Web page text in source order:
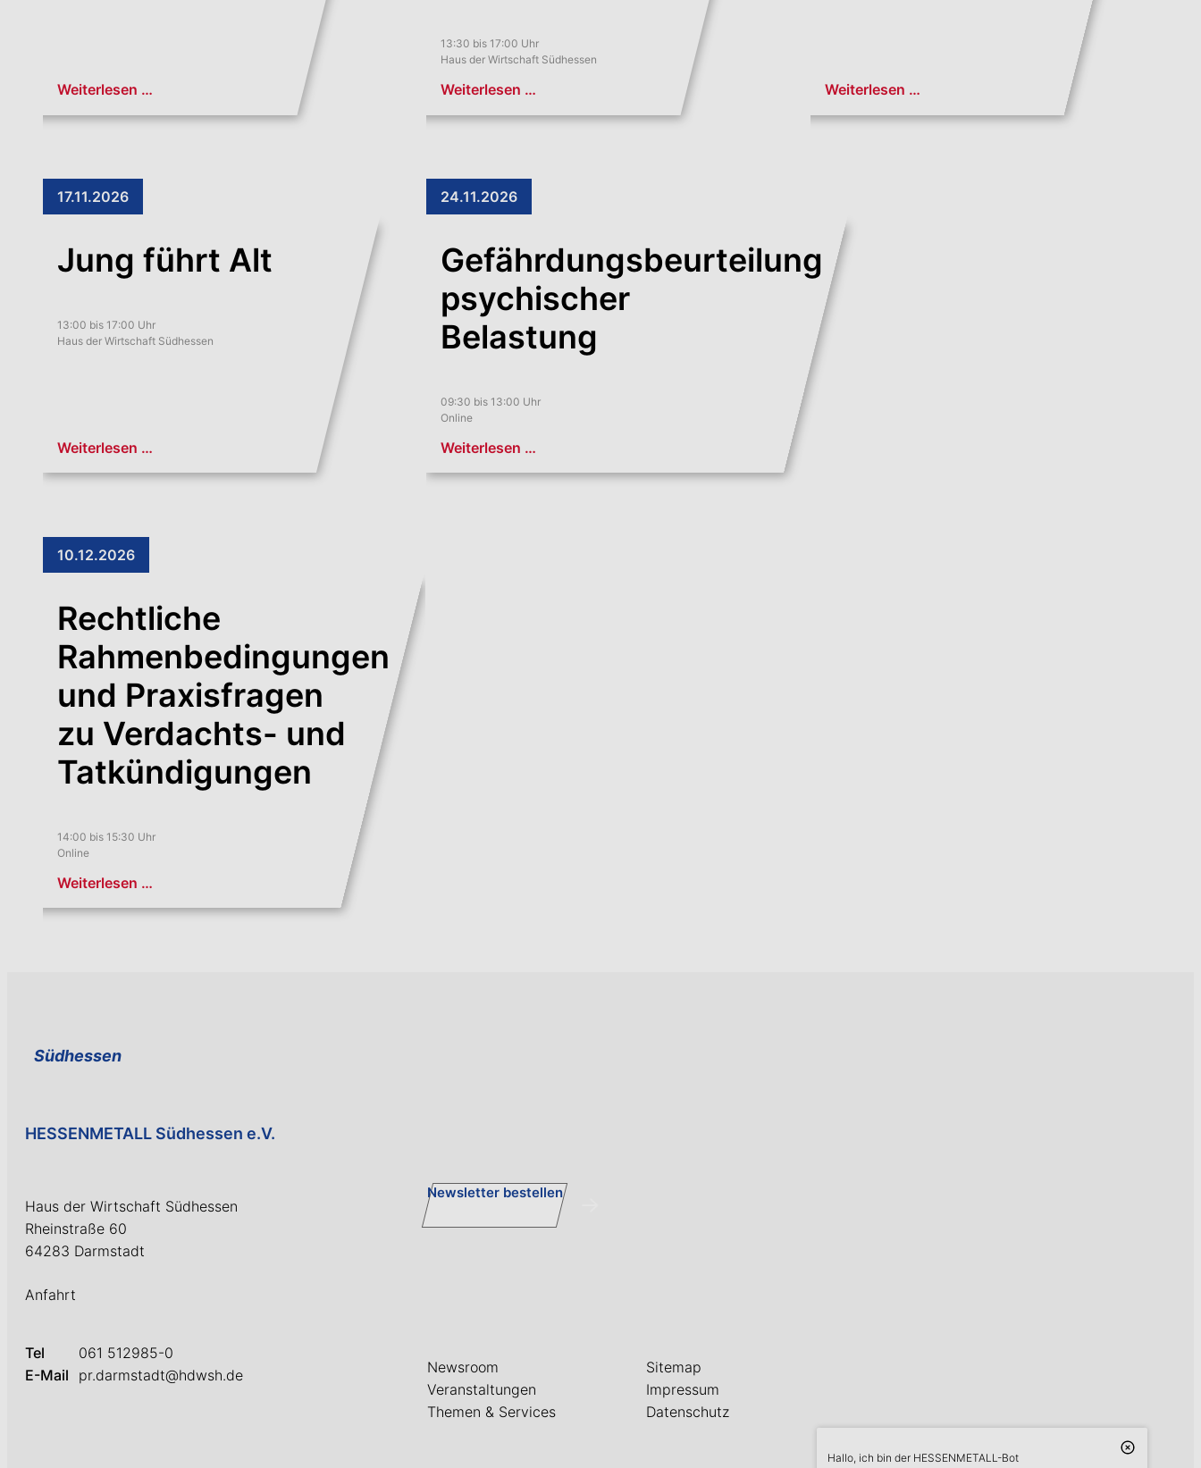
Weiterlesen …
13:30 bis 17:00 Uhr
Haus der Wirtschaft Südhessen
Weiterlesen … Weiterlesen …
17.11.2026
Jung führt Alt
13:00 bis 17:00 Uhr
Haus der Wirtschaft Südhessen
Weiterlesen …
24.11.2026
Gefährdungsbeurteilung
psychischer
Belastung
09:30 bis 13:00 Uhr
Online
Weiterlesen …
10.12.2026
Rechtliche
Rahmenbedingungen
und Praxisfragen
zu Verdachts- und
Tatkündigungen
14:00 bis 15:30 Uhr
Online
Weiterlesen …
Südhessen
HESSENMETALL Südhessen e.V.
Haus der Wirtschaft Südhessen
Rheinstraße 60
64283 Darmstadt
Anfahrt
Newsletter bestellen
Tel
061 512985-0
E-Mail
pr.darmstadt@hdwsh.de
Newsroom
Veranstaltungen
Themen & Services
Sitemap
Impressum
Datenschutz
Hallo, ich bin der HESSENMETALL-Bot